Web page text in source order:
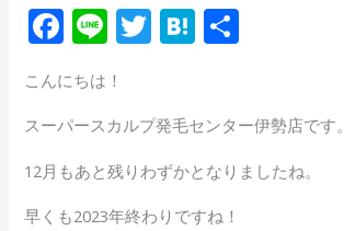
F
e
b
o
o
Li
e
T
er
H
n
a
こんにちは！
スーパースカルプ発毛センター伊勢店です。
12月もあと残りわずかとなりましたね。
早くも2023年終わりですね！